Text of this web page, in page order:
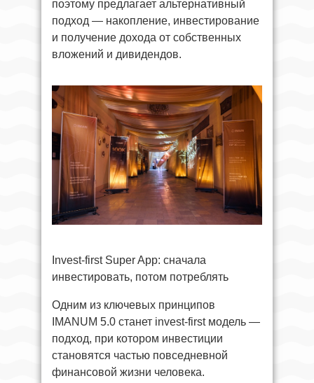
поэтому предлагает альтернативный
подход — накопление, инвестирование
и получение дохода от собственных
вложений и дивидендов.
Invest-first Super App: сначала
инвестировать, потом потреблять
Одним из ключевых принципов
IMANUM 5.0 станет invest-first модель —
подход, при котором инвестиции
становятся частью повседневной
финансовой жизни человека.